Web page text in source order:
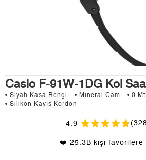
Casio F-91W-1DG Kol
• Siyah Kasa Rengi • Mineral Cam
• 0
• Silikon Kayış Kordon
4.9
❤️ 25.3B kişi favorilere